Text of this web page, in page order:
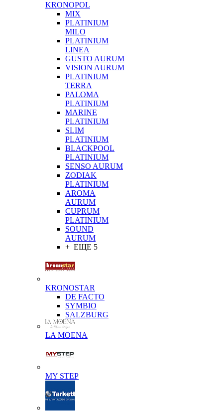
KRONOPOL
MIX
PLATINIUM
MILO
PLATINIUM
LINEA
GUSTO AURUM
VISION AURUM
PLATINIUM
TERRA
PALOMA
PLATINIUM
MARINE
PLATINIUM
SLIM
PLATINIUM
BLACKPOOL
PLATINIUM
SENSO AURUM
ZODIAK
PLATINIUM
AROMA
AURUM
CUPRUM
PLATINIUM
SOUND
AURUM
+ ЕЩЕ 5
KRONOSTAR
DE FACTO
SYMBIO
SALZBURG
LA MOENA
MY STEP